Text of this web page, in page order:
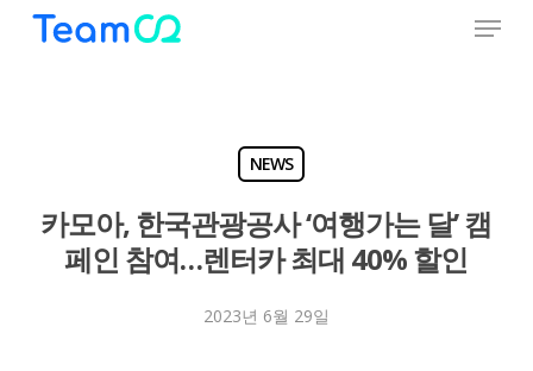
Menu
NEWS
카모아, 한국관광공사 ‘여행가는 달’ 캠
페인 참여…렌터카 최대 40% 할인
2023년 6월 29일